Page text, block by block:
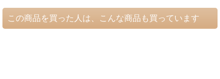
この商品を買った人は、こんな商品も買っています